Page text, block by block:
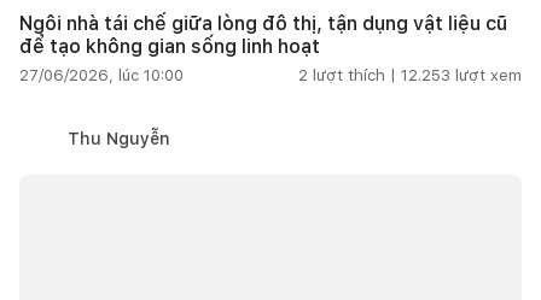
Ngôi nhà tái chế giữa lòng đô thị, tận dụng vật liệu cũ
để tạo không gian sống linh hoạt
27/06/2026, lúc 10:00 2 lượt thích | 12.253 lượt xem
Thu Nguyễn